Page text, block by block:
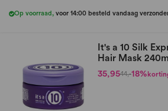
Op voorraad , voor 14:00 besteld vandaag
It's a 10 Silk
Hair Mask 240ml
35,9544,-18%